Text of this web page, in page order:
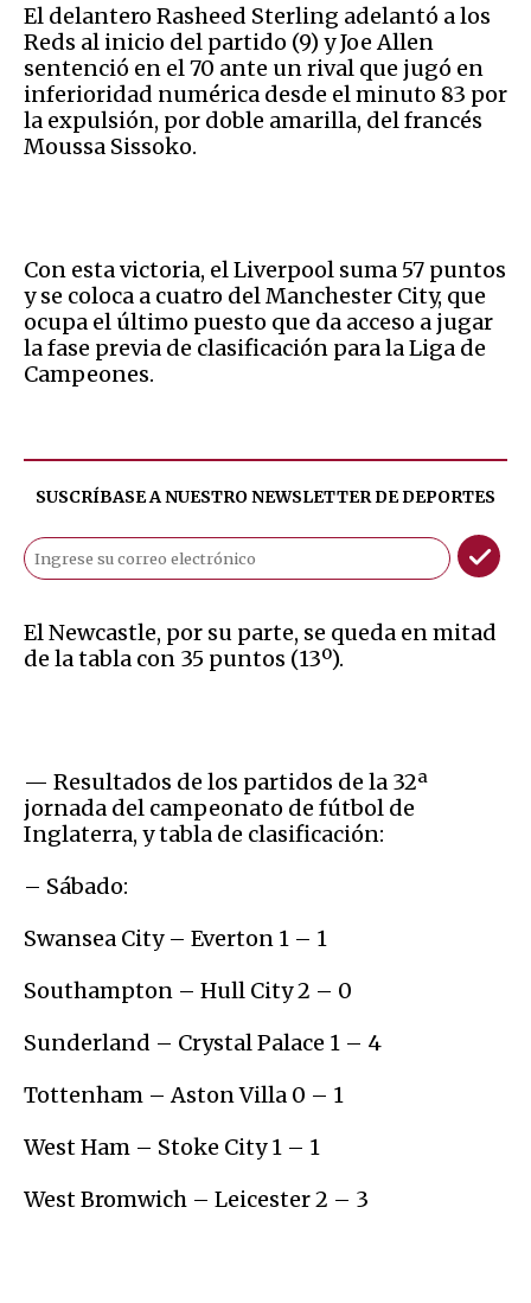
El delantero Rasheed Sterling adelantó a los
Reds al inicio del partido (9) y Joe Allen
sentenció en el 70 ante un rival que jugó en
inferioridad numérica desde el minuto 83 por
la expulsión, por doble amarilla, del francés
Moussa Sissoko.
Con esta victoria, el Liverpool suma 57 puntos
y se coloca a cuatro del Manchester City, que
ocupa el último puesto que da acceso a jugar
la fase previa de clasificación para la Liga de
Campeones.
SUSCRÍBASE A NUESTRO NEWSLETTER DEDEPORTES
El Newcastle, por su parte, se queda en mitad
de la tabla con 35 puntos (13º).
— Resultados de los partidos de la 32ª
jornada del campeonato de fútbol de
Inglaterra, y tabla de clasificación:
– Sábado:
Swansea City – Everton 1 – 1
Southampton – Hull City 2 – 0
Sunderland – Crystal Palace 1 – 4
Tottenham – Aston Villa 0 – 1
West Ham – Stoke City 1 – 1
West Bromwich – Leicester 2 – 3